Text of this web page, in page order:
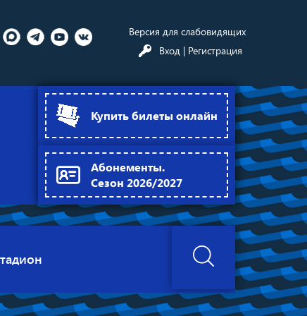
Версия для слабовидящих
Вход | Регистрация
Купить билеты онлайн
Абонементы.
Сезон 2026/2027